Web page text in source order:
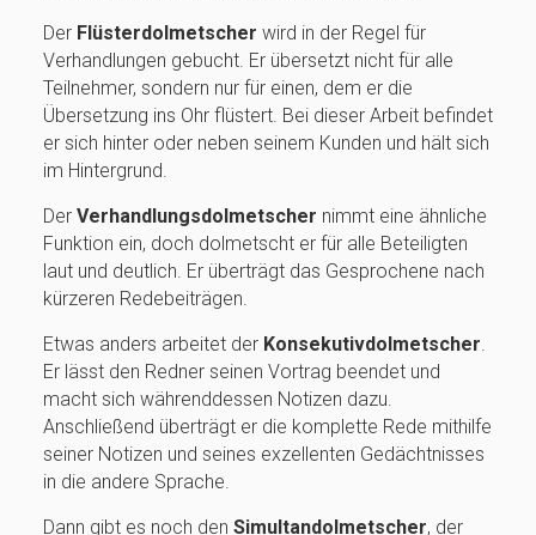
Der Flüsterdolmetscher wird in der Regel für
Verhandlungen gebucht. Er übersetzt nicht für alle
Teilnehmer, sondern nur für einen, dem er die
Übersetzung ins Ohr flüstert. Bei dieser Arbeit befindet
er sich hinter oder neben seinem Kunden und hält sich
im Hintergrund.
Der Verhandlungsdolmetscher nimmt eine ähnliche
Funktion ein, doch dolmetscht er für alle Beteiligten
laut und deutlich. Er überträgt das Gesprochene nach
kürzeren Redebeiträgen.
Etwas anders arbeitet der Konsekutivdolmetscher
Er lässt den Redner seinen Vortrag beendet und
macht sich währenddessen Notizen dazu.
Anschließend überträgt er die komplette Rede mithilfe
seiner Notizen und seines exzellenten Gedächtnisses
in die andere Sprache.
Dann gibt es noch den Simultandolmetscher, der